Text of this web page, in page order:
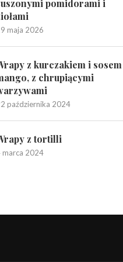
pomidorami i
maja 2026
z kurczakiem i sosem
z chrupiącymi
października 2024
z tortilli
marca 2024